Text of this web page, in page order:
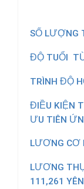
SỐ LƯỢNG
ĐỘ TUỔI
TRÌNH ĐỘ
ĐIỀU KIỆN
ƯU TIÊN
LƯƠNG CƠ
LƯƠNG
111,261